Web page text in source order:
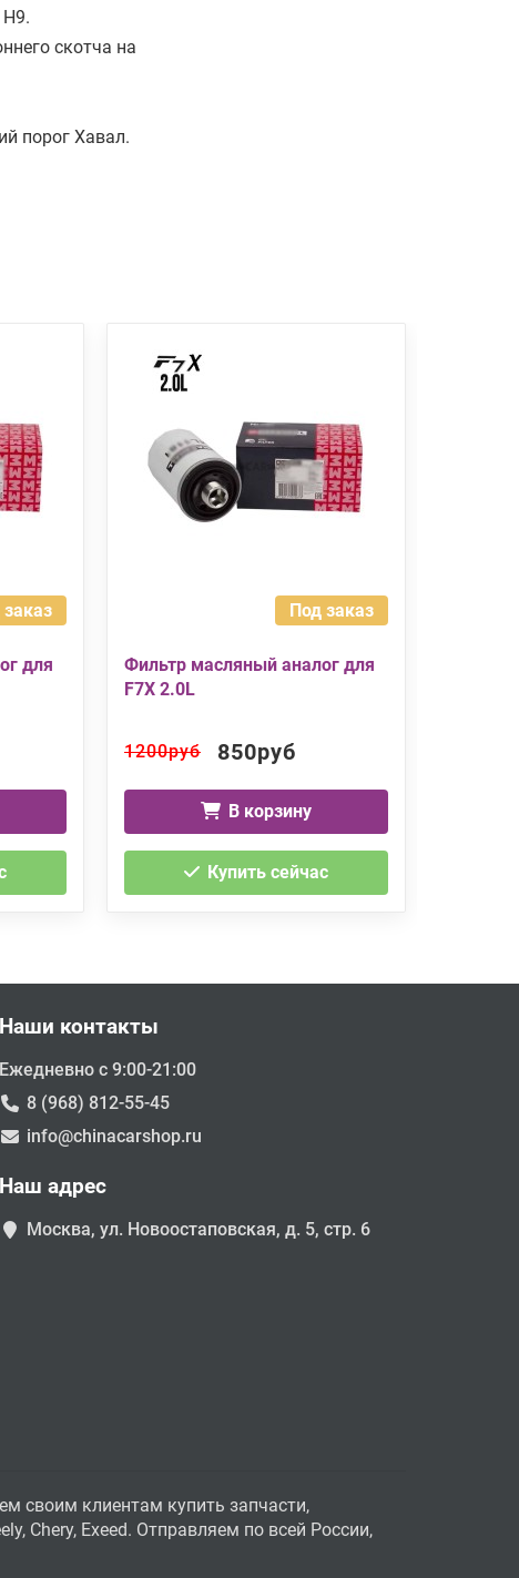
скотча на
порог Хавал.
для
Под заказ
Фильтр масляный аналог для
F7X 2.0L
1200руб 850руб
В корзину
Купить сейчас
Наши контакты
Ежедневно с 9:00-21:00
8 (968) 812-55-45
info@chinacarshop.ru
Наш адрес
Москва, ул. Новоостаповская, д. 5, стр. 6
своим клиентам купить запчасти,
Chery, Exeed. Отправляем по всей России,